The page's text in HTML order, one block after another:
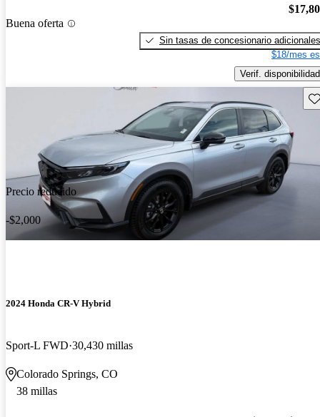
Buena oferta
Sin tasas de concesionario adicionales
$18/mes
Verif. disponibilidad
Precio reducido
-$2,000
2024 Honda CR-V Hybrid
Sport-L FWD 30,430 millas
Colorado Springs, CO
38 millas